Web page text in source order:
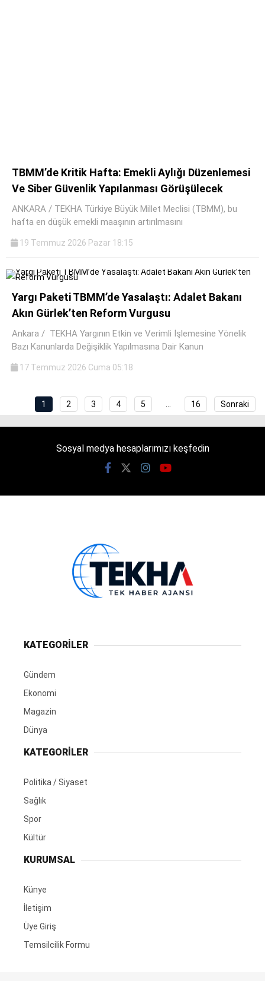
TBMM’de Kritik Hafta: Emekli Aylığı Düzenlemesi
Ve Siber Güvenlik Yapılanması Görüşülecek
ANKARA / TEKHA Türkiye Büyük Millet Meclisi (TBMM), bu
hafta en düşük emekli maaşının artırılmasını
19 Temmuz 2026 Pazar 18:15
Yargı Paketi TBMM’de Yasalaştı: Adalet Bakanı
Akın Gürlek’ten Reform Vurgusu
Ankara / TEKHA Yargının Etkin ve Verimli İşlemesine Yönelik
Bazı Kanunlarda Değişiklik Yapılmasına Dair Kanun
17 Temmuz 2026 Cuma 05:18
1 2 3 4 5 … 16 Sonraki
Sosyal medya hesaplarımızı keşfedin
KATEGORİLER
Gündem
Ekonomi
Magazin
Dünya
KATEGORİLER
Politika / Siyaset
Sağlık
Spor
Kültür
KURUMSAL
Künye
İletişim
Üye Giriş
Temsilcilik Formu